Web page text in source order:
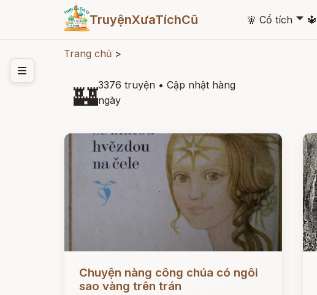
TruyệnXưaTíchCũ 🧚 Cổ tích 🞃 🔱
Trang chủ >
🏰3376 truyện • Cập nhật hàng
ngày
Chuyện nàng công chúa có ngôi
sao vàng trên trán